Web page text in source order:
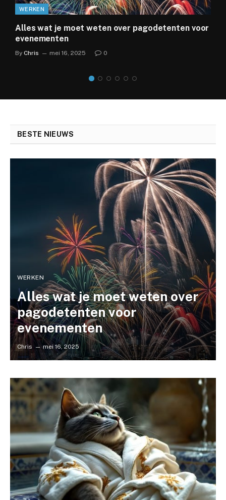
WERKEN
Alles wat je moet weten over pagodetenten voor
evenementen
By Chris mei 16, 2025 0
BESTE NIEUWS
WERKEN
Alles wat je moet weten over
pagodetenten voor
evenementen
Chris mei 16, 2025